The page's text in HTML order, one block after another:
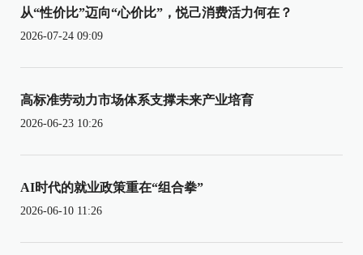
从“性价比”迈向“心价比”，悦己消费活力何在？
2026-07-24 09:09
高标准劳动力市场体系支撑未来产业培育
2026-06-23 10:26
AI时代的就业政策重在“组合拳”
2026-06-10 11:26